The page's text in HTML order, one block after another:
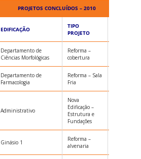
PROJETOS CONCLUÍDOS – 2010
EDIFICAÇÃO
TIPO
PROJETO
Departamento de
Ciências Morfológicas
Reforma –
cobertura
Departamento de
Farmacologia
Reforma – Sala
Fria
Administrativo
Nova
Edificação –
Estrutura e
Fundações
Ginásio 1
Reforma –
alvenaria